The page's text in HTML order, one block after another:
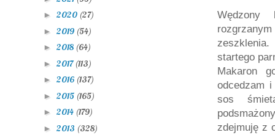
startego
Makaron
odcedzam
sos
zdejmuję z
► 2020 (27)
► 2019 (54)
► 2018 (64)
► 2017(113)
► 2016 (137)
► 2015 (165)
► 2014 (179)
► 2013 (328)